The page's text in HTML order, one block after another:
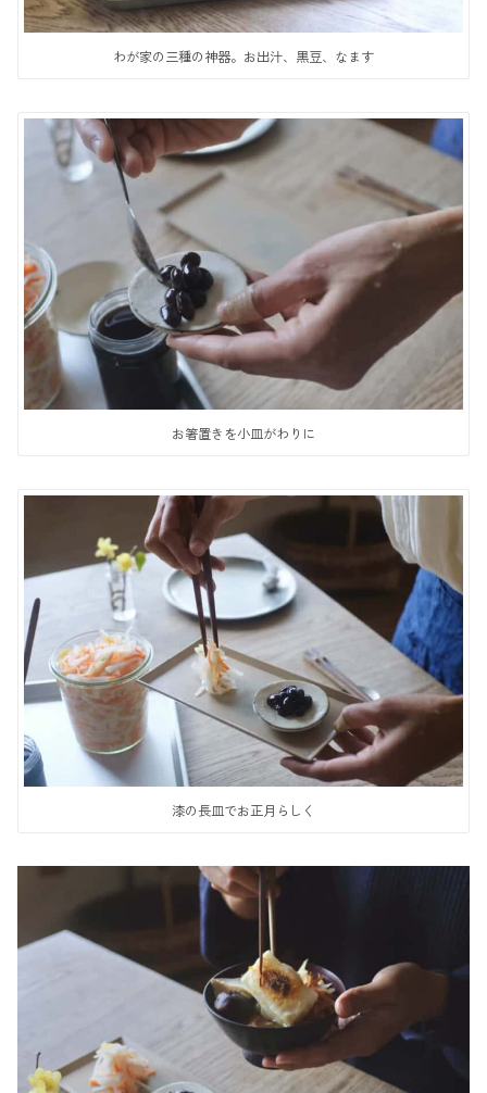
わが家の三種の神器。お出汁、黒豆、なます
お箸置きを小皿がわりに
漆の長皿でお正月らしく